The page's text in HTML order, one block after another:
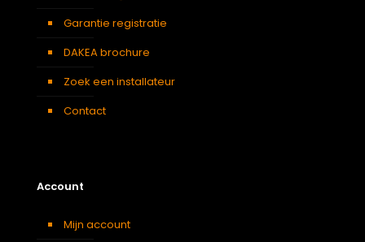
Garantie registratie
DAKEA brochure
Zoek een installateur
Contact
Account
Mijn account